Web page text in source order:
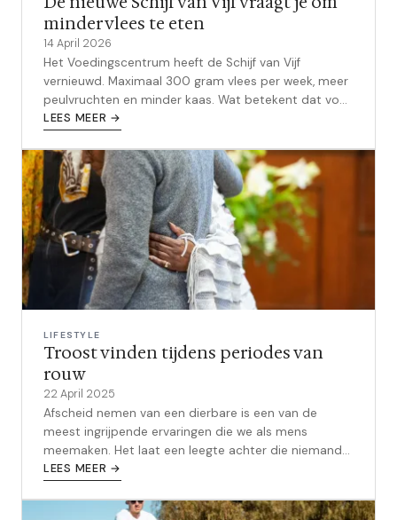
minder vlees te eten
14 April 2026
Het Voedingscentrum heeft de Schijf van Vijf
vernieuwd. Maximaal 300 gram vlees per week, meer
peulvruchten en minder kaas. Wat betekent dat voor
sportieve mannen?
LEES MEER →
LIFESTYLE
Troost vinden tijdens periodes van
rouw
22 April 2025
Afscheid nemen van een dierbare is een van de
meest ingrijpende ervaringen die we als mens
meemaken. Het laat een leegte achter die niemand
kan opvullen en roept een stroom aan...
LEES MEER →